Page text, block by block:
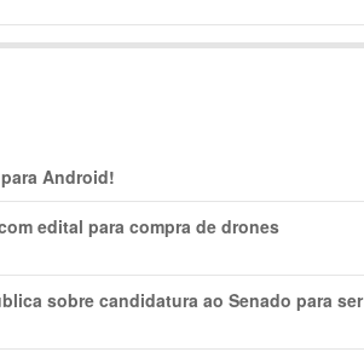
Android!
edital para compra de drones
sobre candidatura ao Senado para ser